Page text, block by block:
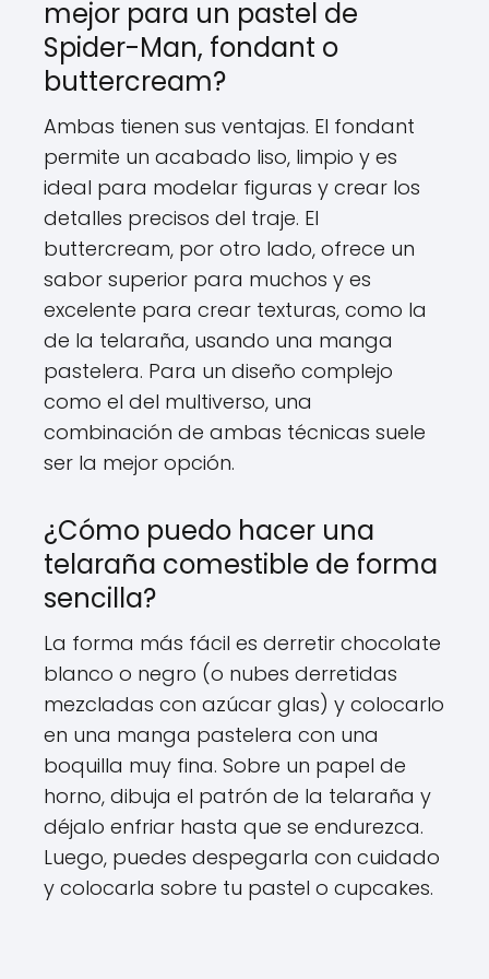
mejor para un pastel de
Spider-Man, fondant o
buttercream?
Ambas tienen sus ventajas. El fondant
permite un acabado liso, limpio y es
ideal para modelar figuras y crear los
detalles precisos del traje. El
buttercream, por otro lado, ofrece un
sabor superior para muchos y es
excelente para crear texturas, como la
de la telaraña, usando una manga
pastelera. Para un diseño complejo
como el del multiverso, una
combinación de ambas técnicas suele
ser la mejor opción.
¿Cómo puedo hacer una
telaraña comestible de forma
sencilla?
La forma más fácil es derretir chocolate
blanco o negro (o nubes derretidas
mezcladas con azúcar glas) y colocarlo
en una manga pastelera con una
boquilla muy fina. Sobre un papel de
horno, dibuja el patrón de la telaraña y
déjalo enfriar hasta que se endurezca.
Luego, puedes despegarla con cuidado
y colocarla sobre tu pastel o cupcakes.